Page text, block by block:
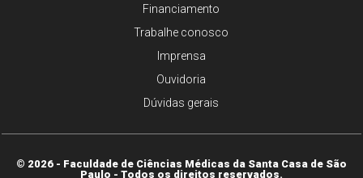
Financiamento
Trabalhe conosco
Imprensa
Ouvidoria
Dúvidas gerais
© 2026 - Faculdade de Ciências Médicas da Santa Casa de São
Paulo - Todos os direitos reservados.